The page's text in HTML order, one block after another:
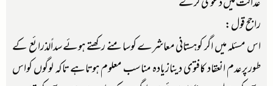
راجح قول:
اس مسئلہ میں اگر کوہستانی معاشرے کوسامنے رکھتے ہوئے سداًلذرائع کے
طورپرعدم انعقاد کافتوی دینازیادہ مناسب معلوم ہوتاہے تاکہ لوگوں کواس